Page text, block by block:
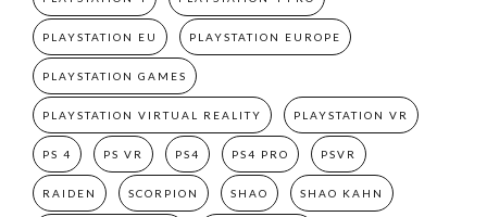
PLAYSTATION EU PLAYSTATION EUROPE
PLAYSTATION GAMES
PLAYSTATION VIRTUAL REALITY PLAYSTATION VR
PS 4 PS VR PS4 PS4 PRO PSVR
RAIDEN SCORPION SHAO SHAO KAHN